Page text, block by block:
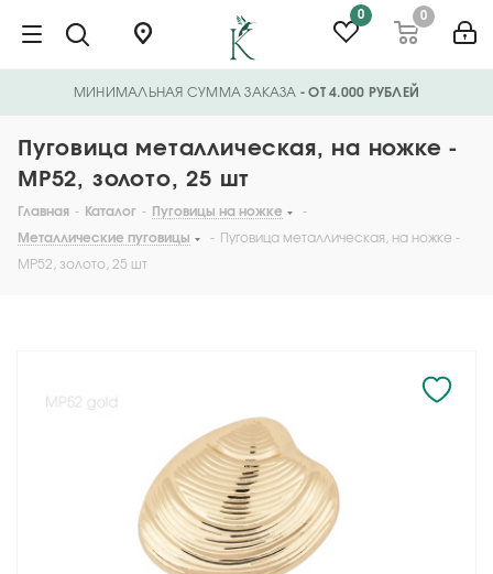
0 0
МИНИМАЛЬНАЯ СУММА ЗАКАЗА - ОТ 4.000 РУБЛЕЙ
Пуговица металлическая, на ножке -
MP52, золото, 25 шт
Главная - Каталог - Пуговицы на ножке
-
Металлические пуговицы
- Пуговица металлическая, на ножке -
MP52, золото, 25 шт